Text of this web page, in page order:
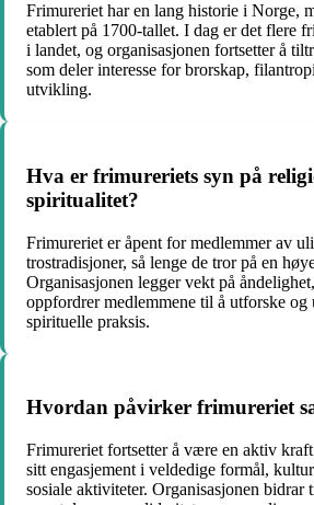
Frimureriet har en lang historie i Norge,
etablert på 1700-tallet. I dag er det flere
i landet, og organisasjonen fortsetter å
som deler interesse for brorskap,
utvikling.
Hva er frimureriets syn på
spiritualitet?
Frimureriet er åpent for medlemmer av
trostradisjoner, så lenge de tror på en
Organisasjonen legger vekt på
oppfordrer medlemmene til å utforske og
spirituelle praksis.
Hvordan påvirker frimureriet
Frimureriet fortsetter å være en aktiv
sitt engasjement i veldedige formål,
sosiale aktiviteter. Organisasjonen bidrar